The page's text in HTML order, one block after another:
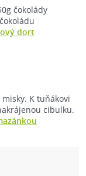
čokolády
dort
misky. K tuňákovi
cibulku.